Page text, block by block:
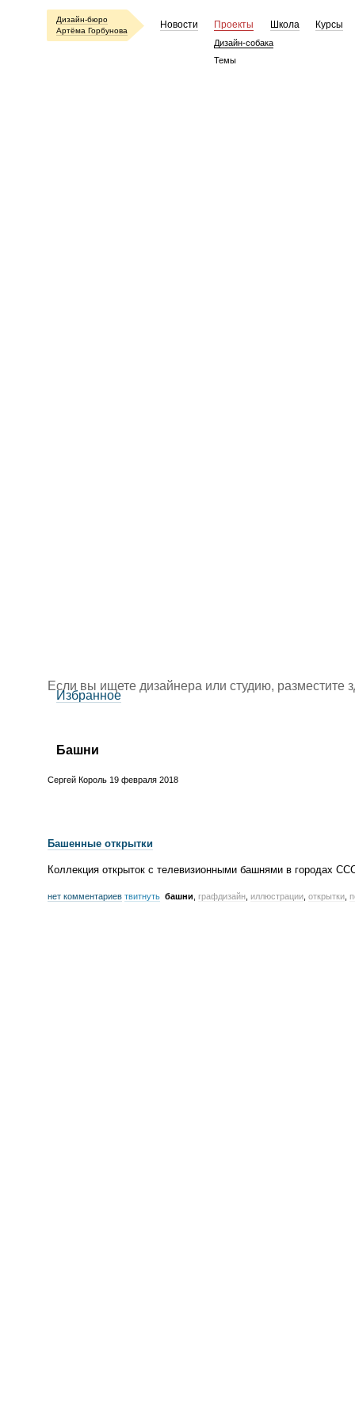
Дизайн-бюро
Артёма Горбунова
Новости Проекты
Дизайн-собака
Темы
Школа Курсы
Если вы ищете дизайнера или студию, разместите
Избранное
Башни
Сергей Король 19 февраля 2018
Башенные открытки
Коллекция открыток с телевизионными башнями в городах
нет комментариев твитнуть башни графдизайн иллюстрации открытки